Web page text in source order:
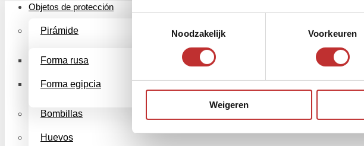
Noodzakelijk
Voorkeuren
Weigeren
Objetos de protección
Pirámide
Forma rusa
Forma egipcia
Bombillas
Huevos